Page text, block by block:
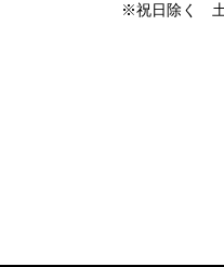
※祝日除く 土